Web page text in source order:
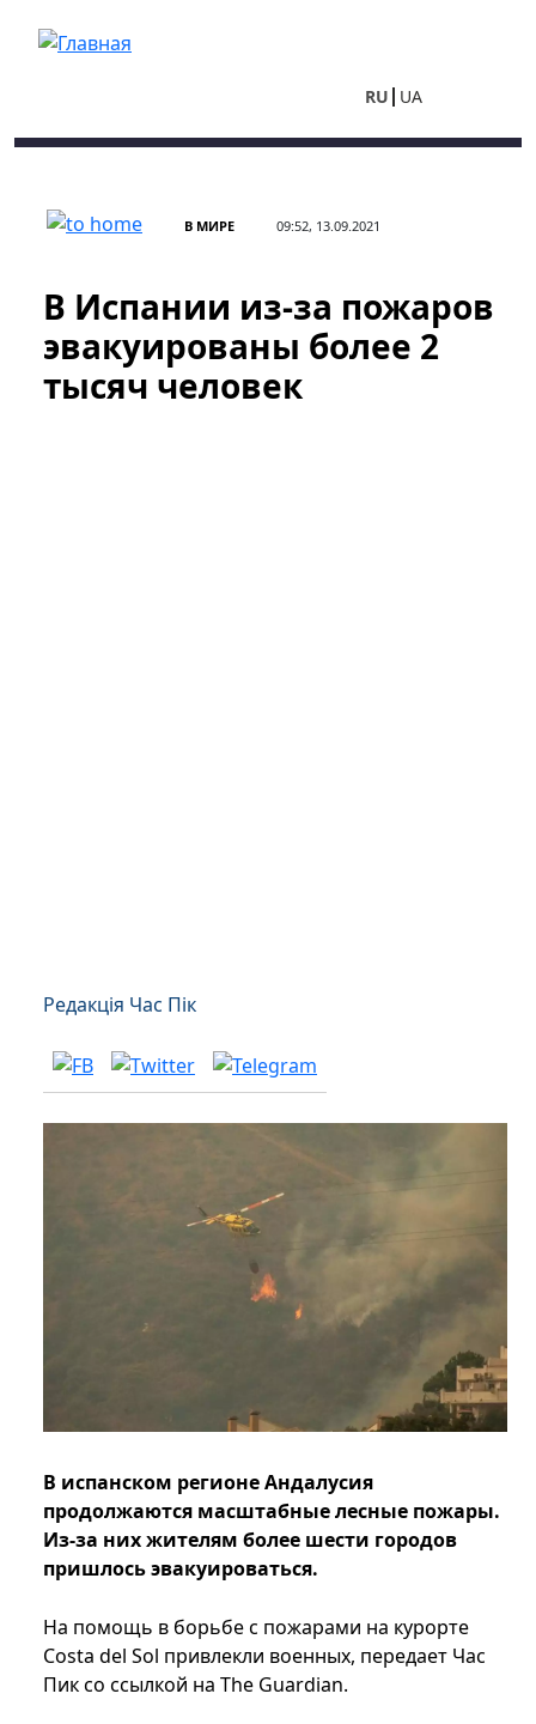
RU UA
В МИРЕ 09:52, 13.09.2021
В Испании из-за пожаров
эвакуированы более 2
тысяч человек
Редакція Час Пік
В испанском регионе Андалусия
продолжаются масштабные лесные пожары.
Из-за них жителям более шести городов
пришлось эвакуироваться.
На помощь в борьбе с пожарами на курорте
Costa del Sol привлекли военных, передает Час
Пик со ссылкой на The Guardian.